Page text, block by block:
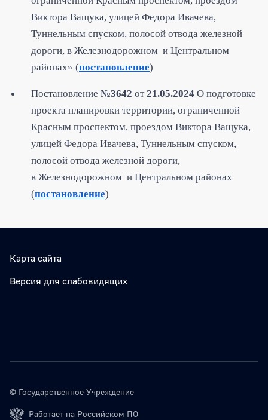
Виктора Ващука, улицей Федора Ивачева,
Туннельным спуском, полосой отвода железной
дороги, в Железнодорожном и Центральном
районах» (постановление)
Постановление №3642 от21.05.2024 О подготовке
проекта планировки территории, ограниченной
Красным проспектом, проездом Виктора Ващука,
улицей Федора Ивачева, Туннельным спуском,
полосой отвода железной дороги,
в Железнодорожном и Центральном районах
(постановление)
Карта сайта
Версия для слабовидящих
© Государственное Учреждение
Работает на Российском ПО